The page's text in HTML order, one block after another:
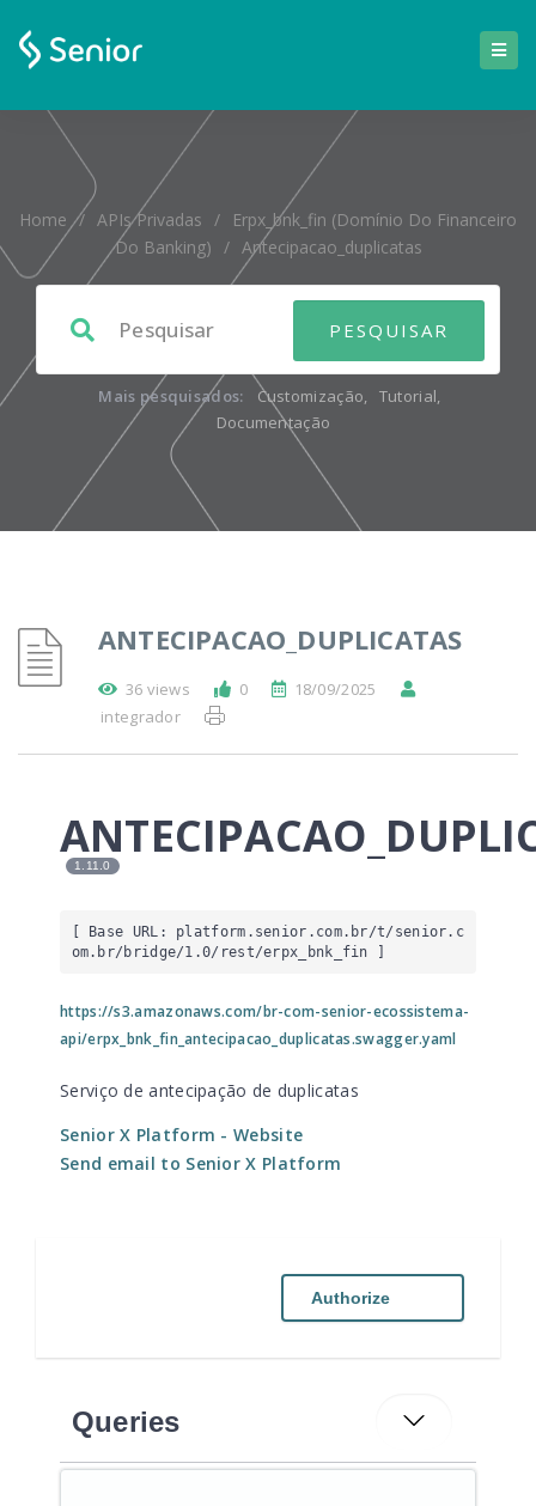
Home / APIs Privadas /
Erpx_bnk_fin (Domínio Do Financeiro
Do Banking) / Antecipacao_duplicatas
Mais pesquisados: Customização, Tutorial,
Documentação
ANTECIPACAO_DUPLICATAS
36 views 0
18/09/2025
integrador
1.11.0
[ Base URL: platform.senior.com.br/t/senior.c
om.br/bridge/1.0/rest/erpx_bnk_fin ]
https://s3.amazonaws.com/br-com-senior-ecossistema-
api/erpx_bnk_fin_antecipacao_duplicatas.swagger.yaml
Serviço de antecipação de duplicatas
Senior X Platform - Website
Send email to Senior X Platform
Authorize
Queries